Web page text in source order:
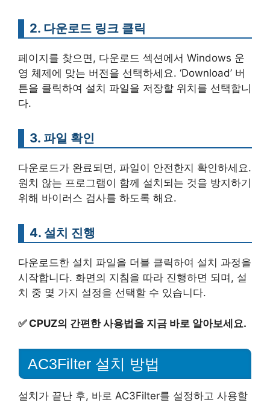
2. 다운로드 링크 클릭
페이지를 찾으면, 다운로드 섹션에서 Windows 운
영 체제에 맞는 버전을 선택하세요. ‘Download’ 버
튼을 클릭하여 설치 파일을 저장할 위치를 선택합니
다.
3. 파일 확인
다운로드가 완료되면, 파일이 안전한지 확인하세요.
원치 않는 프로그램이 함께 설치되는 것을 방지하기
위해 바이러스 검사를 하도록 해요.
4. 설치 진행
다운로드한 설치 파일을 더블 클릭하여 설치 과정을
시작합니다. 화면의 지침을 따라 진행하면 되며, 설
치 중 몇 가지 설정을 선택할 수 있습니다.
✅ CPUZ의 간편한 사용법을 지금 바로 알아보세요.
AC3Filter 설치 방법
설치가 끝난 후, 바로 AC3Filter를 설정하고 사용할